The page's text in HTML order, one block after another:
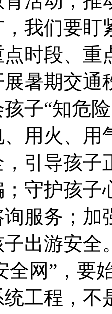
我们要盯
时段、重
暑期交
子“知危
用火、用
引导孩子
守护孩子
服务；加
出游安全
全网”，要
工程，不